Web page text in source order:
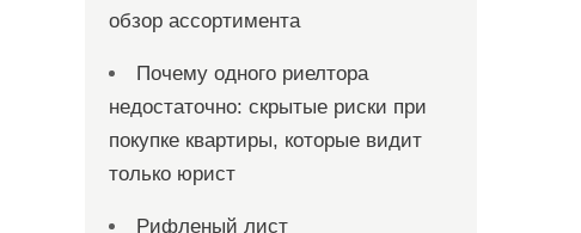
обзор ассортимента
Почему одного риелтора
недостаточно: скрытые риски при
покупке квартиры, которые видит
только юрист
Рифленый лист